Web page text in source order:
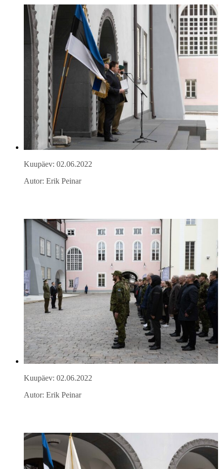
Kuupäev: 02.06.2022
Autor: Erik Peinar
Kuupäev: 02.06.2022
Autor: Erik Peinar